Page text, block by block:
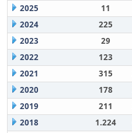
2025
11
2024
225
2023
29
2022
123
2021
315
2020
178
2019
211
2018
1.224